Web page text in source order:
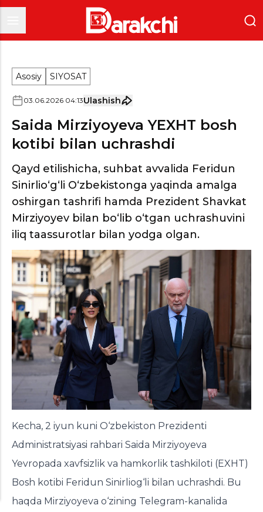
Asosiy SIYOSAT
03.06.2026 04:13Ulashish
Saida Mirziyoyeva YEXHT bosh
kotibi bilan uchrashdi
Qayd etilishicha, suhbat avvalida Feridun
Sinirlio‘g‘li O‘zbekistonga yaqinda amalga
oshirgan tashrifi hamda Prezident Shavkat
Mirziyoyev bilan bo‘lib o‘tgan uchrashuvini
iliq taassurotlar bilan yodga olgan.
Kecha, 2 iyun kuni O‘zbekiston Prezidenti
Administratsiyasi rahbari Saida Mirziyoyeva
Yevropada xavfsizlik va hamkorlik tashkiloti (EXHT)
Bosh kotibi Feridun Sinirliog‘li bilan uchrashdi. Bu
haqda Mirziyoyeva o‘zining Telegram-kanalida